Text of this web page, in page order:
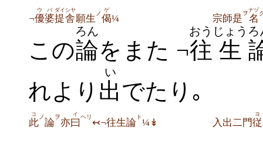
¬優
ウ
婆
バ
提
ダイ
舎
シヤ
願生 ノ偈
ゲ
¼ 宗師是ヲ名
ナヅ
この論
ろん
をまた ¬往
おう
生
じょう ろ
れより 出
い
でたり｡
此
コ ノ論ヲ亦曰
イ ヘリ↢¬往生論 ト¼↡ 入出二門従
ヨ